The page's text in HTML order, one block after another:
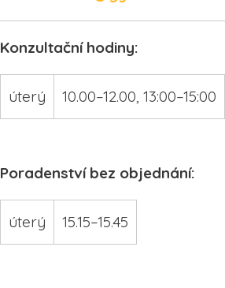
Konzultační hodiny:
úterý 10.00–12.00, 13:00–15:00
Poradenství bez objednání:
úterý 15.15–15.45